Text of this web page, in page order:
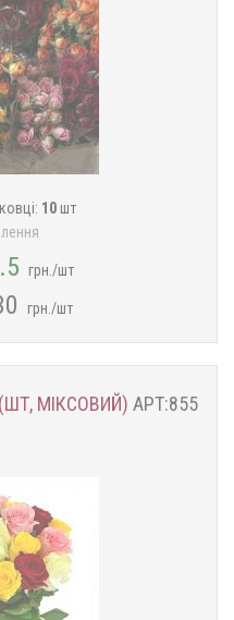
10 шт
грн./шт
грн./шт
МІКСОВИЙ) АРТ:855